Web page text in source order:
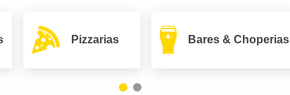
Pizzarias Bares & Choperias